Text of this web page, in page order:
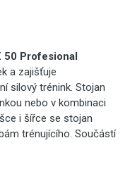
50 Profesional
a zajišťuje
silový trénink. Stojan
nebo v kombinaci
i šířce se stojan
trénujícího. Součástí